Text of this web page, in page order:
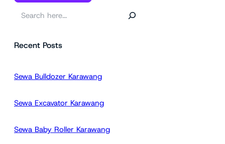
iRecent Posts
Sewa Bulldozer Karawang
Sewa Excavator Karawang
Sewa Baby Roller Karawang